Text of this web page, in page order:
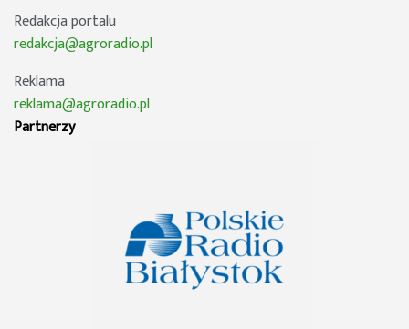
Redakcja portalu
redakcja@agroradio.pl
Reklama
reklama@agroradio.pl
Partnerzy